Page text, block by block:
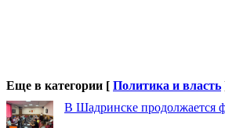
Еще в категории [ Политика и власть
В Шадринске продолжается